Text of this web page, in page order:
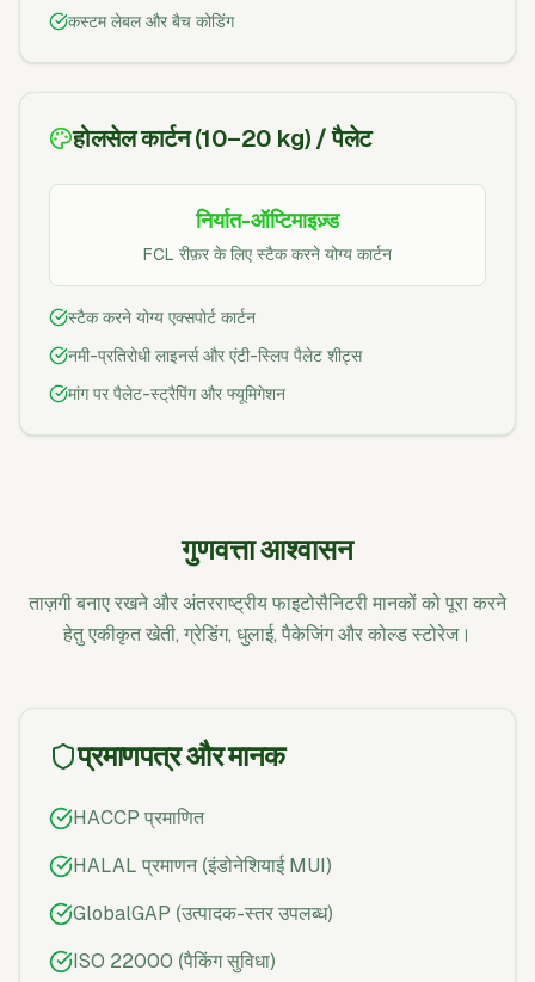
कस्टम लेबल और बैच कोडिंग
होलसेल कार्टन (10–20 kg) / पैलेट
निर्यात-ऑप्टिमाइज़्ड
FCL रीफ़र के लिए स्टैक करने योग्य कार्टन
स्टैक करने योग्य एक्सपोर्ट कार्टन
नमी-प्रतिरोधी लाइनर्स और एंटी-स्लिप पैलेट शीट्स
मांग पर पैलेट-स्ट्रैपिंग और फ्यूमिगेशन
गुणवत्ता आश्वासन
ताज़गी बनाए रखने और अंतरराष्ट्रीय फाइटोसैनिटरी मानकों को पूरा करने
हेतु एकीकृत खेती, ग्रेडिंग, धुलाई, पैकेजिंग और कोल्ड स्टोरेज।
प्रमाणपत्र और मानक
HACCP प्रमाणित
HALAL प्रमाणन (इंडोनेशियाई MUI)
GlobalGAP (उत्पादक-स्तर उपलब्ध)
ISO 22000 (पैकिंग सुविधा)